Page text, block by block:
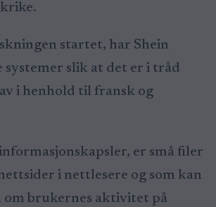
startet, har Shein
systemer slik at det er i tråd
i henhold til fransk og
er små filer
i nettlesere og som kan
om brukernes aktivitet på